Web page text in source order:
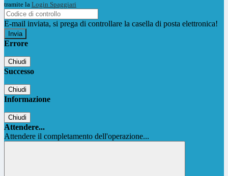
tramite la Login Spaggiari
E-mail inviata, si prega di controllare la casella di posta elettronica!
Errore
Chiudi
Successo
Chiudi
Informazione
Chiudi
Attendere...
Attendere il completamento dell'operazione...